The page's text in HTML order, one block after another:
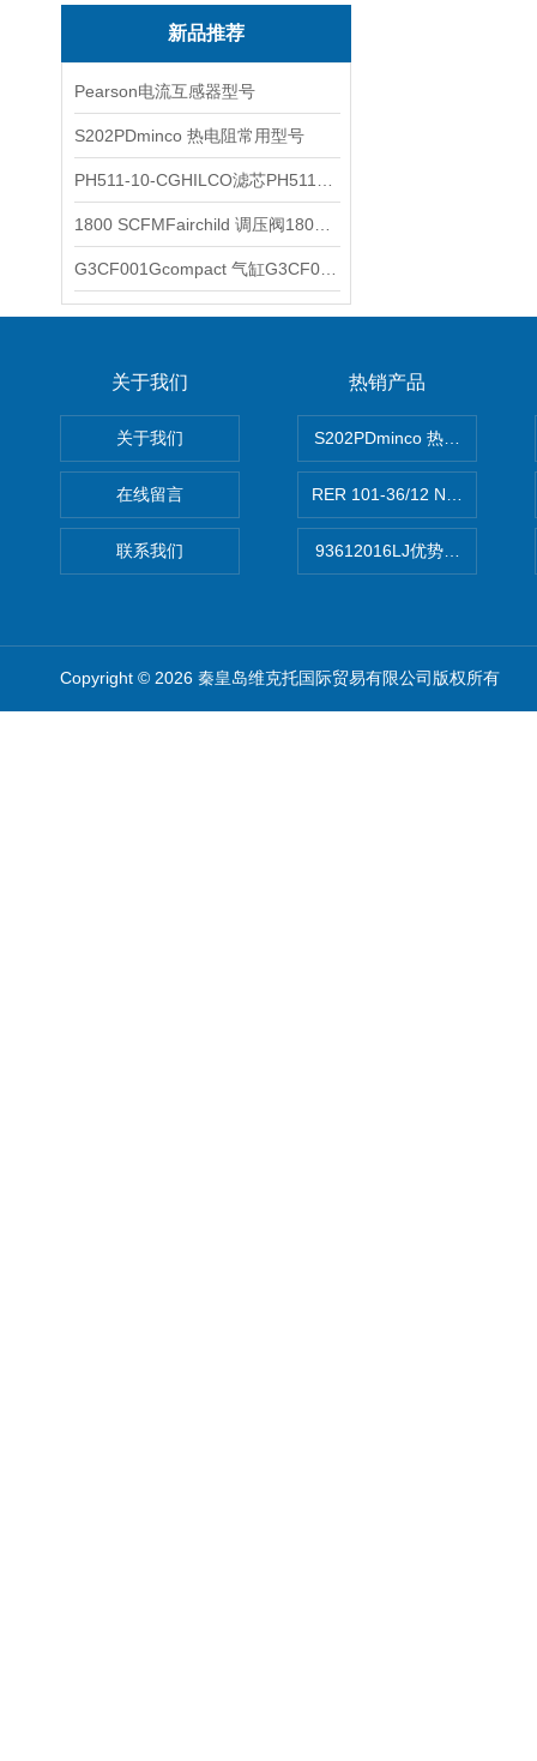
新品推荐
Pearson电流互感器型号
S202PDminco 热电阻常用型号
关于我们
关于我们
在线留言
联系我们
热销产品
S202PDminco 热电阻
RER 101-36/12 NHH离心
93612016LJ优势供应美国
Copyright © 2026 秦皇岛维克托国际贸易有限公司版权所有